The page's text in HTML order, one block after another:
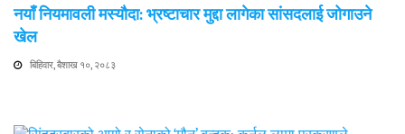
नयाँ नियमावली मस्यौदा: भ्रष्टाचार मुद्दा लागेका सांसदलाई जोगाउने
खेल
बिहिवार, बैशाख १०, २०८३